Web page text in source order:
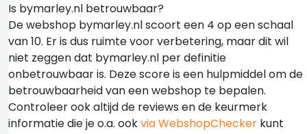
Is bymarley.nl betrouwbaar?
De webshop bymarley.nl scoort een 4 op een schaal
van 10. Er is dus ruimte voor verbetering, maar dit wil
niet zeggen dat bymarley.nl per definitie
onbetrouwbaar is. Deze score is een hulpmiddel om de
betrouwbaarheid van een webshop te bepalen.
Controleer ook altijd de reviews en de keurmerk
informatie die je o.a. ookvia WebshopChecker kunt